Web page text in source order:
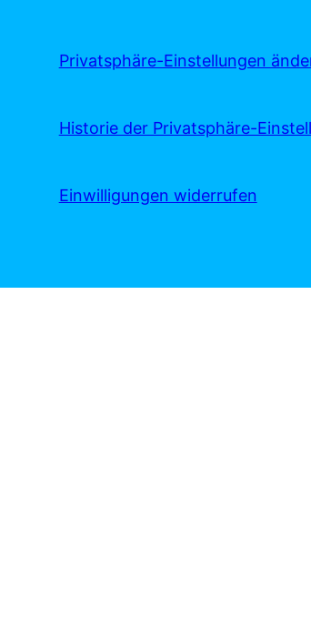
Privatsphäre-Einstellungen
Historie der Privatsphäre-
Einwilligungen widerrufen